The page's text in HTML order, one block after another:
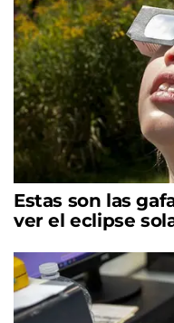
Estas son las
ver el eclipse